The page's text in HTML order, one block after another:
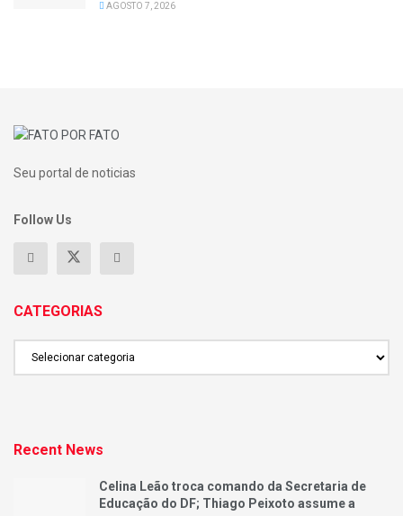
AGOSTO 7, 2026
Seu portal de noticias
Follow Us
CATEGORIAS
CATEGORIAS
Recent News
Celina Leão troca comando da Secretaria de
Educação do DF; Thiago Peixoto assume a